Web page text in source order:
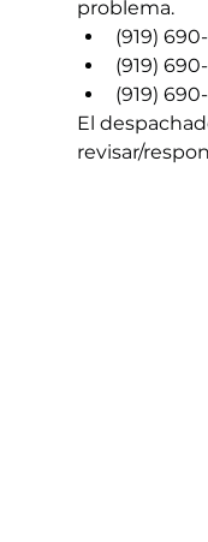
problema.
(919)
(919)
(919)
El
revisar/